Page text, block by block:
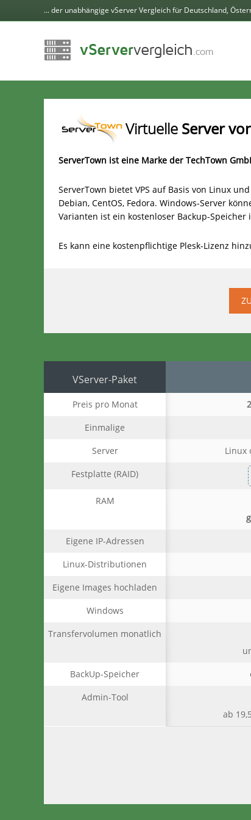
... der unabhängige vServer Vergleich für Deutschland,
Virtuelle Server
ServerTown ist eine Marke der TechTown
ServerTown bietet VPS auf Basis von Linux
Debian, CentOS, Fedora. Windows-Server
Varianten ist ein kostenloser Backup-Speicher
Es kann eine kostenpflichtige Plesk-Lizenz
VServer-Paket
Preis pro Monat
Einmalige
Server
Linux
Festplatte (RAID)
RAM
Eigene IP-Adressen
Linux-Distributionen
Eigene Images hochladen
Windows
Transfervolumen monatlich
BackUp-Speicher
Admin-Tool
ab